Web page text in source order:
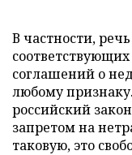
В частности,
соглашений о
любому
российский
запретом на
таковую, это